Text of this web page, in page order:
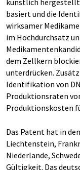
künstlich
basiert und die
wirksamer
im Hochdurchsatz
dem Zellkern
unterdrücken.
Identifikation von
Produktionsraten
Produktionskosten
Das Patent hat in
Liechtenstein,
Niederlande,
Gültigkeit. Das